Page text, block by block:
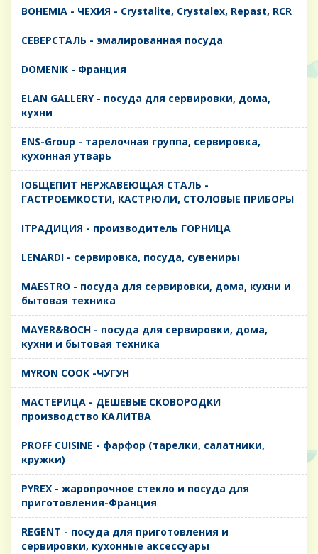
BOHEMIA - ЧЕХИЯ - Crystalite, Crystalex, Repast, RCR
CЕВЕРСТАЛЬ - эмалированная посуда
DOMENIK - Франция
ELAN GALLERY - посуда для сервировки, дома,
кухни
ENS-Group - тарелочная группа, сервировка,
кухонная утварь
IОБЩЕПИТ НЕРЖАВЕЮЩАЯ СТАЛЬ -
ГАСТРОЕМКОСТИ, КАСТРЮЛИ, СТОЛОВЫЕ ПРИБОРЫ
IТРАДИЦИЯ - производитель ГОРНИЦА
LENARDI - сервировка, посуда, сувениры
MAESTRO - посуда для сервировки, дома, кухни и
бытовая техника
MAYER&BOCH - посуда для сервировки, дома,
кухни и бытовая техника
MYRON COOK -ЧУГУН
MАСТЕРИЦА - ДЕШЕВЫЕ СКОВОРОДКИ
производство КАЛИТВА
PROFF CUISINE - фарфор (тарелки, салатники,
кружки)
PYREX - жаропрочное стекло и посуда для
приготовления-Франция
REGENT - посуда для приготовления и
сервировки, кухонные аксессуары